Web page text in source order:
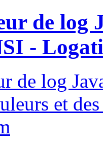
de log
-